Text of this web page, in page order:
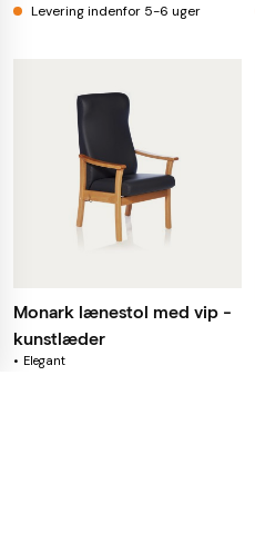
Levering indenfor 5-6 uger
Monark lænestol med vip -
kunstlæder
Elegant